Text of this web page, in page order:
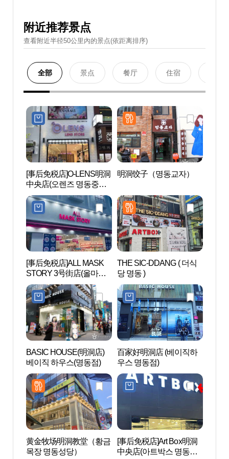
附近推荐景点
查看附近半径50公里內的景点(依距离排序)
全部 景点 餐厅 住宿
[事后免税店]O-LENS明洞
中央店(오렌즈 명동중앙
점)
明洞饺子（명동교자）
[事后免税店]ALL MASK
STORY 3号街店(올마스
크스토리 3번가점)
THE SIC-DDANG ( 더식
당 명동 )
BASIC HOUSE(明洞店)
베이직 하우스(명동점)
百家好明洞店 (베이직하
우스 명동점)
黄金牧场明洞教堂（황금
목장 명동성당）
[事后免税店]Art Box明洞
中央店(아트박스 명동중